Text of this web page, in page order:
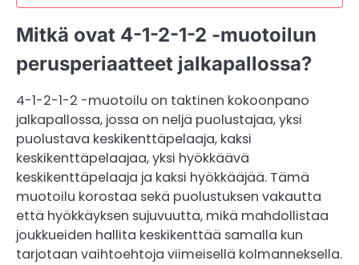
Mitkä ovat 4-1-2-1-2 -muotoilun
perusperiaatteet jalkapallossa?
4-1-2-1-2 -muotoilu on taktinen kokoonpano
jalkapallossa, jossa on neljä puolustajaa, yksi
puolustava keskikenttäpelaaja, kaksi
keskikenttäpelaajaa, yksi hyökkäävä
keskikenttäpelaaja ja kaksi hyökkääjää. Tämä
muotoilu korostaa sekä puolustuksen vakautta
että hyökkäyksen sujuvuutta, mikä mahdollistaa
joukkueiden hallita keskikenttää samalla kun
tarjotaan vaihtoehtoja viimeisellä kolmanneksella.